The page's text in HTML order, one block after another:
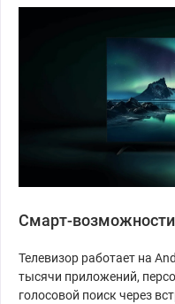
Смарт-возможности
Телевизор работает на
тысячи приложений,
голосовой поиск через